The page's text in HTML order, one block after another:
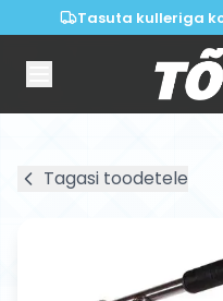
Tasuta kulleriga
Tagasi toodetele